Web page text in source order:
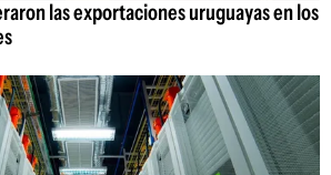
las exportaciones uruguayas en los